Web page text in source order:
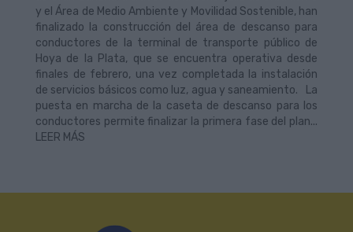
y el Área de Medio Ambiente y Movilidad Sostenible, han
finalizado la construcción del área de descanso para
conductores de la terminal de transporte público de
Hoya de la Plata, que se encuentra operativa desde
finales de febrero, una vez completada la instalación
de servicios básicos como luz, agua y saneamiento. La
puesta en marcha de la caseta de descanso para los
conductores permite finalizar la primera fase del plan...
LEER MÁS